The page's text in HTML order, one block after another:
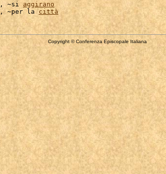
, ~si aggirano
, ~per la città
Copyright © Conferenza Episcopale Italiana